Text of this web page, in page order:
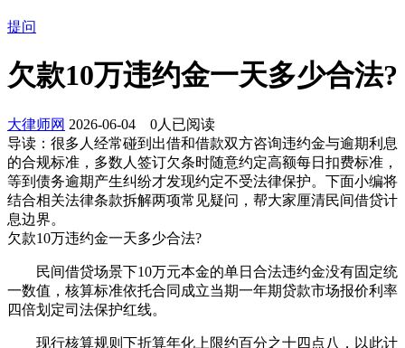
提问
欠款10万违约金一天多少合法?
大律师网 2026-06-04 0人已阅读
导读： 很多人经常碰到出借和借款双方咨询违约金与逾期利息
的合规标准，多数人签订欠条时随意约定高额每日扣费标准，
等到债务逾期产生纠纷才发现约定不受法律保护。下面小编将
结合相关法律条款拆解两项常见疑问，帮大家厘清民间借贷计
息边界。
欠款10万违约金一天多少合法?
民间借贷场景下10万元本金的单日合法违约金没有固定统
一数值，核算标准依托合同成立当期一年期贷款市场报价利率
四倍划定司法保护红线。
现行核算规则下折算年化上限约百分之十四点八，以此计